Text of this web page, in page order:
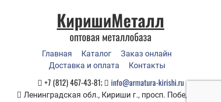
КиришиМеталл
оптовая металлобаза
Главная Каталог
Заказ онлайн
Доставка и оплата
Контакты
+7 (812) 467-43-81; info@armatura-kirishi.ru
Ленинградская обл., Кириши г., просп. Победы, 1